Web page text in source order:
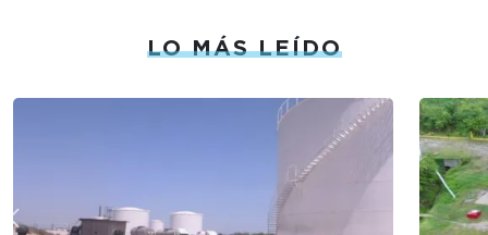
LO MÁS LEÍDO